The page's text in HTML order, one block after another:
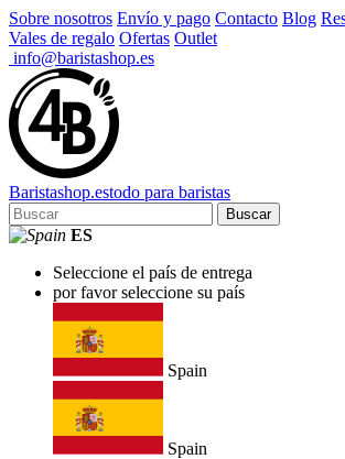
Sobre nosotros Envío y pago Contacto Blog
Vales de regalo Ofertas Outlet
info@baristashop.es
Baristashop.estodo para baristas
Buscar
ES
Seleccione el país de entrega
por favor seleccione su país
Spain
Spain